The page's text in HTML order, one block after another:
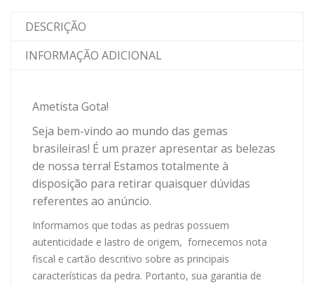
DESCRIÇÃO
INFORMAÇÃO ADICIONAL
Ametista Gota!
Seja bem-vindo ao mundo das gemas
brasileiras! É um prazer apresentar as belezas
de nossa terra! Estamos totalmente à
disposição para retirar quaisquer dúvidas
referentes ao anúncio.
Informamos que todas as pedras possuem
autenticidade e lastro de origem, fornecemos nota
fiscal e cartão descritivo sobre as principais
características da pedra. Portanto, sua garantia de